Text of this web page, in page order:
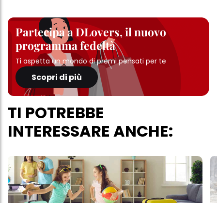
Partecipa a DLovers, il nuovo
programma fedeltà
Ti aspetta un mondo di premi pensati per te
Scopri di più
TI POTREBBE
INTERESSARE ANCHE: